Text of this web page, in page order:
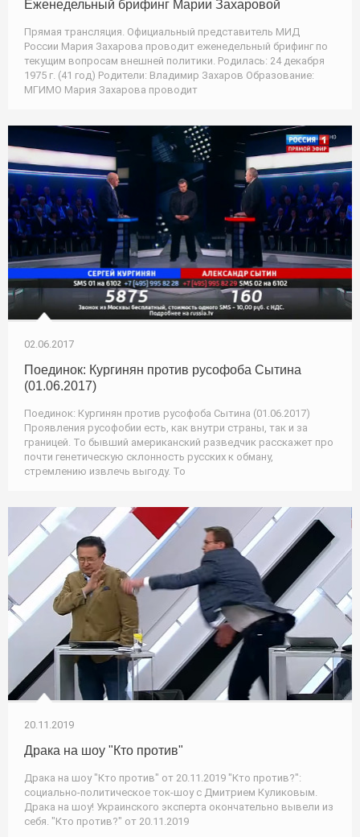
Еженедельный брифинг Марии Захаровой
Прямая трансляция. Официальный представитель МИД
России Мария Захарова проводит еженедельный брифинг по
текущим вопросам внешней политики. Родилась: 24 декабря
1975 г. (41 год) Родители: Владимир Захаров Образование:
МГИМО Мария Захарова проводит
02.06.2017
Поединок: Кургинян против русофоба Сытина
(01.06.2017)
Поединок: Кургинян против русофоба Сытина (01.06.2017)
Проявления русофобии есть, как внутри страны, так и за
границей. То бывший американский разведчик расскажет про
почти генетическую склонность русских к обману,
стремлению извлечь выгоду. То
20.11.2019
Драка на шоу "Кто против"
Драка на шоу "Кто против" от 20.11.2019 "Кто против?":
социально-политическое ток-шоу с Дмитрием Куликовым.
Драка на шоу! Украинского эксперта окончательно вывели из
себя. "Кто против?" от 20.11.2019